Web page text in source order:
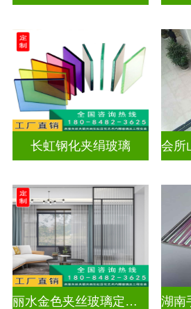
长虹钢化夹绢玻璃
丽水金色夹丝玻璃定制电话